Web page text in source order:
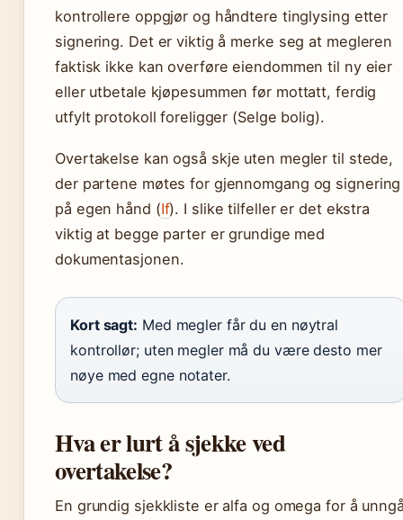
kontrollere oppgjør og håndtere tinglysing etter
signering. Det er viktig å merke seg at megleren
faktisk ikke kan overføre eiendommen til ny eier
eller utbetale kjøpesummen før mottatt, ferdig
utfylt protokoll foreligger (Selge bolig).
Overtakelse kan også skje uten megler til stede,
der partene møtes for gjennomgang og signering
på egen hånd (If). I slike tilfeller er det ekstra
viktig at begge parter er grundige med
dokumentasjonen.
Kort sagt: Med megler får du en nøytral
kontrollør; uten megler må du være desto mer
nøye med egne notater.
Hva er lurt å sjekke ved
overtakelse?
En grundig sjekkliste er alfa og omega for å